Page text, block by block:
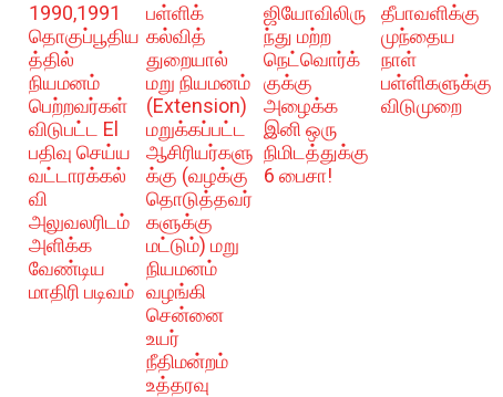
1990,1991
தொகுப்பூதிய
த்தில்
நியமனம்
பெற்றவர்கள்
விடுபட்ட El
பதிவு செய்ய
வட்டாரக்கல்
வி
அலுவலரிடம்
அளிக்க
வேண்டிய
மாதிரி படிவம்
பள்ளிக்
கல்வித்
துறையால்
மறு நியமனம்
(Extension)
மறுக்கப்பட்ட
ஆசிரியர்களு
க்கு (வழக்கு
தொடுத்தவர்
களுக்கு
மட்டும்) மறு
நியமனம்
வழங்கி
சென்னை
உயர்
நீதிமன்றம்
உத்தரவு
ஜியோவிலிரு
ந்து மற்ற
நெட்வொர்க்
குக்கு
அழைக்க
இனி ஒரு
நிமிடத்துக்கு
6 பைசா!
தீபாவளிக்கு
முந்தைய
நாள்
பள்ளிகளுக்கு
விடுமுறை